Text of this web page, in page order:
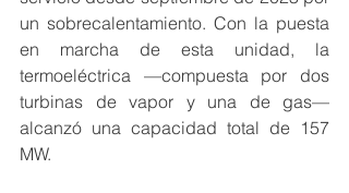
un sobrecalentamiento. Con la puesta
en marcha de esta unidad, la
termoeléctrica —compuesta por dos
turbinas de vapor y una de gas—
alcanzó una capacidad total de 157
MW.